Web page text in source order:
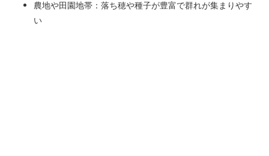
農地や田園地帯：落ち穂や種子が豊富で群れが集まりやす
い